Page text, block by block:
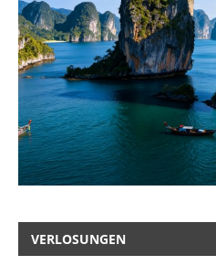
VERLOSUNGEN